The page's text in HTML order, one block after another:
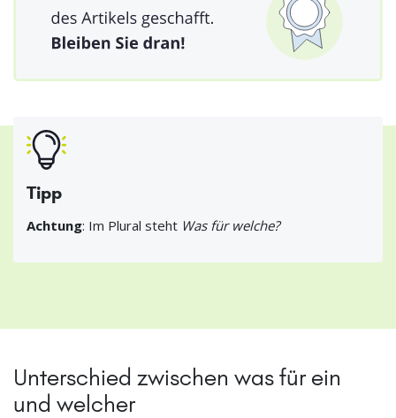
Tipp
Achtung: Im Plural steht Was für welche?
Unterschied zwischen was für ein
und welcher